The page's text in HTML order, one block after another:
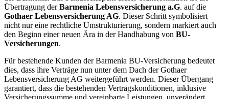
Übertragung derBarmenia Lebensversicherung a.G. auf die
Gothaer Lebensversicherung AG. Dieser Schritt symbolisiert
nicht nur eine rechtliche Umstrukturierung, sondern markiert auch
den Beginn einer neuen Ära in der Handhabung von BU-
Versicherungen.
Für bestehende Kunden der Barmenia BU-Versicherung bedeutet
dies, dass ihre Verträge nun unter dem Dach der Gothaer
Lebensversicherung AG weitergeführt werden. Dieser Übergang
garantiert, dass die bestehenden Vertragskonditionen, inklusive